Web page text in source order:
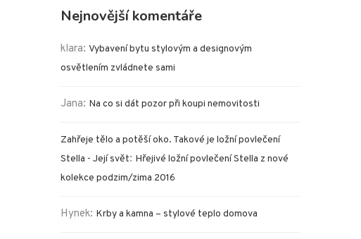
Nejnovější komentáře
klara: Vybavení bytu stylovým a designovým
osvětlením zvládnete sami
Jana: Na co si dát pozor při koupi nemovitosti
Zahřeje tělo a potěší oko. Takové je ložní povlečení
Stella - Její svět: Hřejivé ložní povlečení Stella z nové
kolekce podzim/zima 2016
Hynek: Krby a kamna – stylové teplo domova